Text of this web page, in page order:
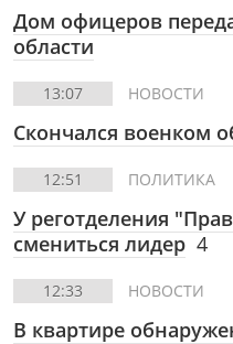
Дом офицеров
области
13:07 НОВОСТИ
Скончался военком
12:51 ПОЛИТИКА
У реготделения
смениться лидер 4
12:33 НОВОСТИ
В квартире